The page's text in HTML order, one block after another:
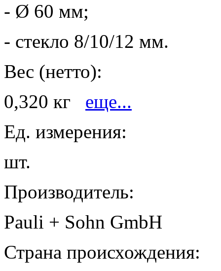
- Ø 60 мм;
- стекло 8/10/12 мм.
Вес (нетто):
0,320 кг eще...
Ед. измерения:
шт.
Производитель:
Pauli + Sohn GmbH
Страна происхождения: